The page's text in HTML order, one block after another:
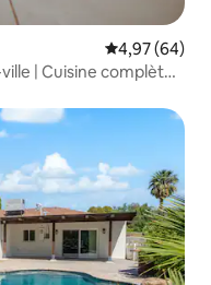
Évaluation
4,97 (64)
| Cuisine complète